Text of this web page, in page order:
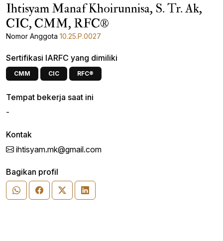
Ihtisyam Manaf Khoirunnisa, S. Tr. Ak,
CIC, CMM, RFC®
Nomor Anggota 10.25.P.0027
Sertifikasi IARFC yang dimiliki
CMM CIC RFC®
Tempat bekerja saat ini
-
Kontak
ihtisyam.mk@gmail.com
Bagikan profil